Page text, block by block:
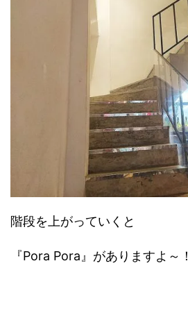
階段を上がっていくと
『Pora Pora』がありますよ～！